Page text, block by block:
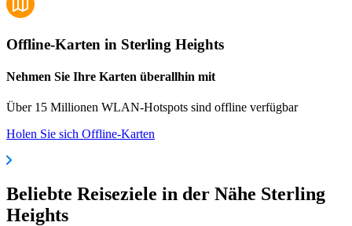
Offline-Karten in Sterling Heights
Nehmen Sie Ihre Karten überallhin mit
Über 15 Millionen WLAN-Hotspots sind offline verfügbar
Holen Sie sich Offline-Karten
Beliebte Reiseziele in der Nähe Sterling
Heights